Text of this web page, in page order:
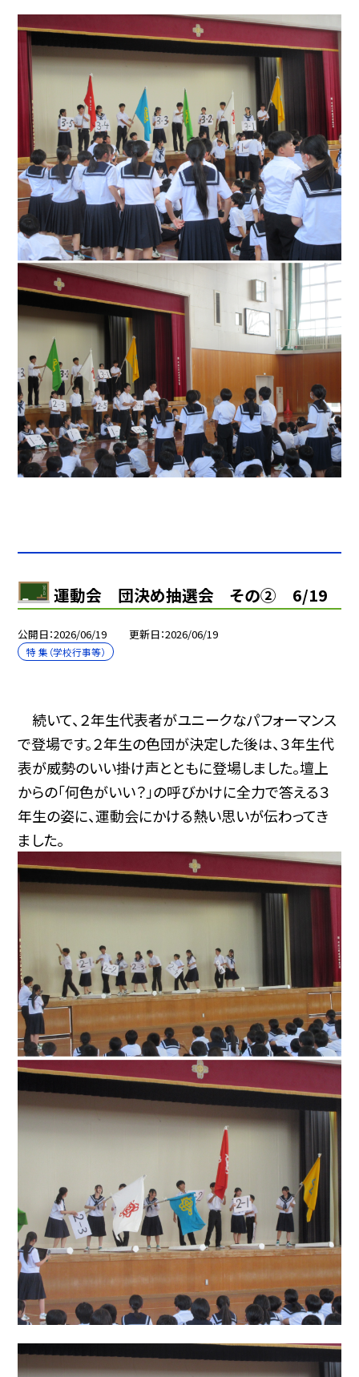
運動会 団決め抽選会 その② 6/19
公開日 2026/06/19 更新日 2026/06/19
特 集（学校行事等）
続いて、２年生代表者がユニークなパフォーマンス
で登場です。２年生の色団が決定した後は、３年生代
表が威勢のいい掛け声とともに登場しました。壇上
からの「何色がいい？」の呼びかけに全力で答える３
年生の姿に、運動会にかける熱い思いが伝わってき
ました。